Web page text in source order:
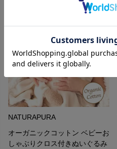
NATURAPURA
オーガニックコットン ベビーお
しゃぶりクロス付きぬいぐるみ